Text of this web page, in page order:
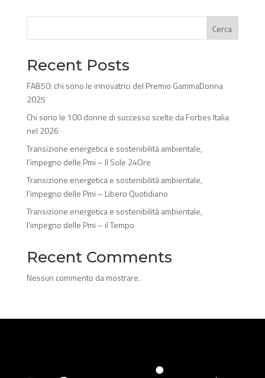
Cerca
Recent Posts
FAB50: chi sono le innovatrici del Premio GammaDonna
2025
Chi sono le 100 donne di successo scelte da Forbes Italia
nel 2026
Transizione energetica e sostenibilità ambientale,
l’impegno delle Pmi – Il Sole 24Ore
Transizione energetica e sostenibilità ambientale,
l’impegno delle Pmi – Libero Quotidiano
Transizione energetica e sostenibilità ambientale,
l’impegno delle Pmi – il Tempo
Recent Comments
Nessun commento da mostrare.